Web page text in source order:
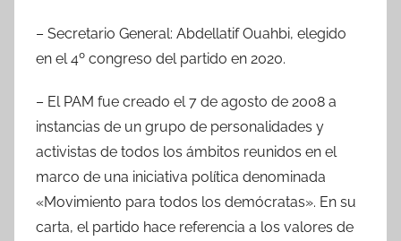
– Secretario General: Abdellatif Ouahbi, elegido
en el 4º congreso del partido en 2020.
– El PAM fue creado el 7 de agosto de 2008 a
instancias de un grupo de personalidades y
activistas de todos los ámbitos reunidos en el
marco de una iniciativa política denominada
«Movimiento para todos los demócratas». En su
carta, el partido hace referencia a los valores de